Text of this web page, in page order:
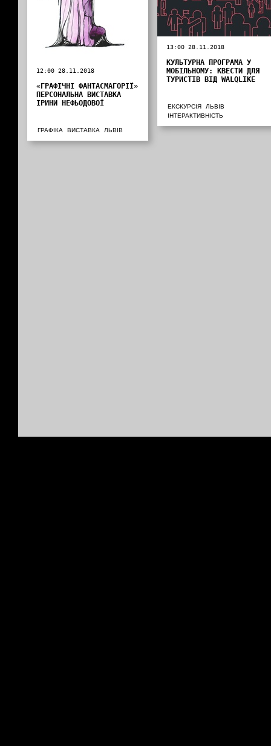
13:00 28.11.2018
КУЛЬТУРНА ПРОГРАМА У
МОБІЛЬНОМУ: КВЕСТИ ДЛЯ
ТУРИСТІВ ВІД WALQLIKE
ЕКСКУРСІЯ
ЛЬВІВ
ІНТЕРАКТИВНІСТЬ
12:00 28.11.2018
«ГРАФІЧНІ ФАНТАСМАГОРІЇ»
ПЕРСОНАЛЬНА ВИСТАВКА
ІРИНИ НЕФЬОДОВОЇ
ГРАФІКА ВИСТАВКА ЛЬВІВ